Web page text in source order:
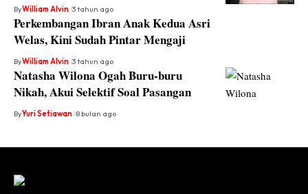
ByWilliam Alvin 3 tahun ago
Perkembangan Ibran Anak Kedua Asri
Welas, Kini Sudah Pintar Mengaji
ByWilliam Alvin 3 tahun ago
Natasha Wilona Ogah Buru-buru
Nikah, Akui Selektif Soal Pasangan
ByYuri Setiawan 8 bulan ago